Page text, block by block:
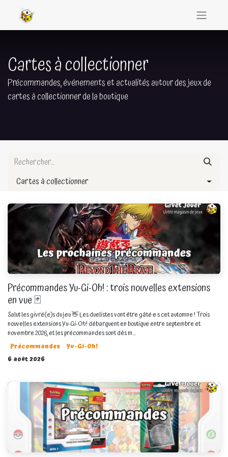
Cartes à collectionner
Précommandes, événements et actualités autour des jeux de
cartes à collectionner de la boutique
Cartes à collectionner
Précommandes Yu-Gi-Oh! : trois nouvelles extensions
en vue 🃏
Salut les givré(e)s du jeu 👋 Les duelistes vont être gâté·e·s cet automne ! Trois
nouvelles extensions Yu-Gi-Oh! débarquent en boutique entre septembre et
novembre 2026, et les précommandes sont dès m...
Précommandes
Yu-Gi-Oh!
6 août 2026